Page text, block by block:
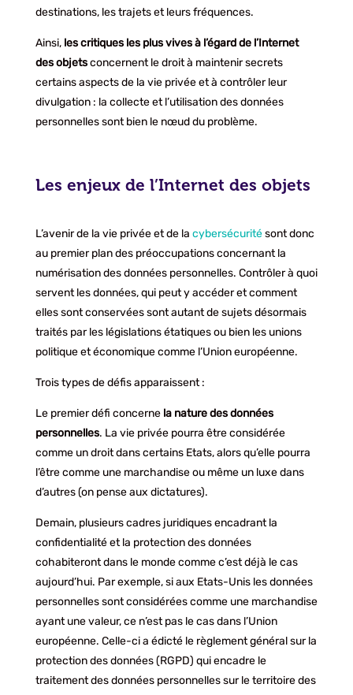
destinations, les trajets et leurs fréquences.
Ainsi, les critiques les plus vives à l’égard de l’Internet
des objetsconcernent le droit à maintenir secrets
certains aspects de la vie privée et à contrôler leur
divulgation : la collecte et l’utilisation des données
personnelles sont bien le nœud du problème.
Les enjeux de l’Internet des objets
L’avenir de la vie privée et de la cybersécuritésont donc
au premier plan des préoccupations concernant la
numérisation des données personnelles. Contrôler à quoi
servent les données, qui peut y accéder et comment
elles sont conservées sont autant de sujets désormais
traités par les législations étatiques ou bien les unions
politique et économique comme l’Union européenne.
Trois types de défis apparaissent :
Le premier défi concerne la nature des données
personnelles. La vie privée pourra être considérée
comme un droit dans certains Etats, alors qu’elle pourra
l’être comme une marchandise ou même un luxe dans
d’autres (on pense aux dictatures).
Demain, plusieurs cadres juridiques encadrant la
confidentialité et la protection des données
cohabiteront dans le monde comme c’est déjà le cas
aujourd’hui. Par exemple, si aux Etats-Unis les données
personnelles sont considérées comme une marchandise
ayant une valeur, ce n’est pas le cas dans l’Union
européenne. Celle-ci a édicté le règlement général sur la
protection des données (RGPD) qui encadre le
traitement des données personnelles sur le territoire des